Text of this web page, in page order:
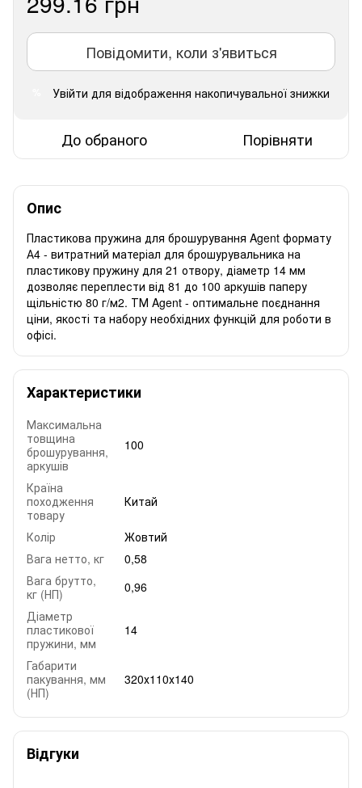
Повідомити, коли з'явиться
Увійти для відображення накопичувальної знижки
До обраного Порівняти
Опис
Пластикова пружина для брошурування Agent формату
А4 - витратний матеріал для брошурувальника на
пластикову пружину для 21 отвору, діаметр 14 мм
дозволяє переплести від 81 до 100 аркушів паперу
щільністю 80 г/м2. ТМ Agent - оптимальне поєднання
ціни, якості та набору необхідних функцій для роботи в
офісі.
Характеристики
Максимальна
товщина
брошурування,
аркушів
100
Країна
походження
товару
Китай
Колір
Жовтий
Вага нетто, кг
0,58
Вага брутто,
кг (НП)
0,96
Діаметр
пластикової
пружини, мм
14
Габарити
пакування, мм
(НП)
320х110х140
Відгуки